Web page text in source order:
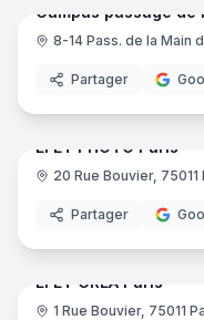
Campus passage de
8-14 Pass. de la Main
Partager
EFET PHOTO Paris
20 Rue Bouvier, 75011
Partager
EFET CREA Paris
1 Rue Bouvier, 75011